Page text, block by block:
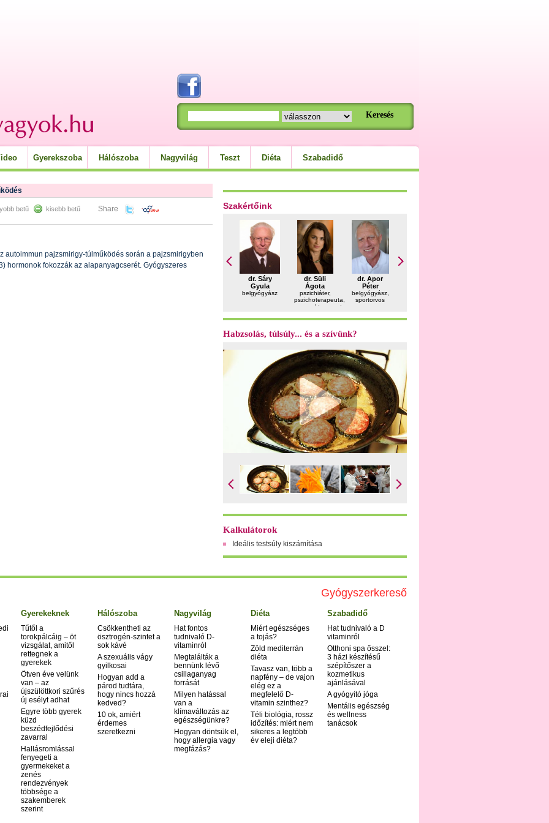
Gyerekszoba Hálószoba Nagyvilág Teszt Diéta Szabadidő
Share
betű kisebb betű
autoimmun pajzsmirigy-túlműködés során a pajzsmirigyben
hormonok fokozzák az alapanyagcserét. Gyógyszeres
Szakértőink
dr. Sáry
Gyula
belgyógyász
dr. Süli
Ágota
pszichiáter,
pszichoterapeuta,
gyermekterapeuta
dr. Apor
Péter
belgyógyász,
sportorvos
Habzsolás, túlsúly... és a szívünk?
Kalkulátorok
Ideális testsúly kiszámítása
Gyógyszerkereső
Gyerekeknek
Tűtől a
torokpálcáig – öt
vizsgálat, amitől
rettegnek a
gyerekek
Ötven éve velünk
van – az
újszülöttkori szűrés
új esélyt adhat
Egyre több gyerek
küzd
beszédfejlődési
zavarral
Hallásromlással
fenyegeti a
gyermekeket a
zenés
rendezvények
többsége a
szakemberek
szerint
Hálószoba
Csökkentheti az
ösztrogén-szintet a
sok kávé
A szexuális vágy
gyilkosai
Hogyan add a
párod tudtára,
hogy nincs hozzá
kedved?
10 ok, amiért
érdemes
szeretkezni
Nagyvilág
Hat fontos
tudnivaló D-
vitaminról
Megtalálták a
bennünk lévő
csillaganyag
forrását
Milyen hatással
van a
klímaváltozás az
egészségünkre?
Hogyan döntsük el,
hogy allergia vagy
megfázás?
Diéta
Miért egészséges
a tojás?
Zöld mediterrán
diéta
Tavasz van, több a
napfény – de vajon
elég ez a
megfelelő D-
vitamin szinthez?
Téli biológia, rossz
időzítés: miért nem
sikeres a legtöbb
év eleji diéta?
Szabadidő
Hat tudnivaló a D
vitaminról
Otthoni spa ősszel:
3 házi készítésű
szépítőszer a
kozmetikus
ajánlásával
A gyógyító jóga
Mentális egészség
és wellness
tanácsok